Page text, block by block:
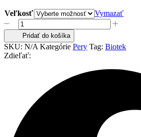
Veľkosť
Vymazať
množstvo
Biotek
Passion
Pridať do košíka
SKU: N/A Kategórie Pery Tag: Biotek
Zdieľať: